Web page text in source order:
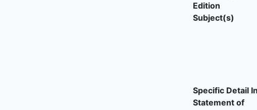
Edition
Subject(s)
Specific Detail
Statement of